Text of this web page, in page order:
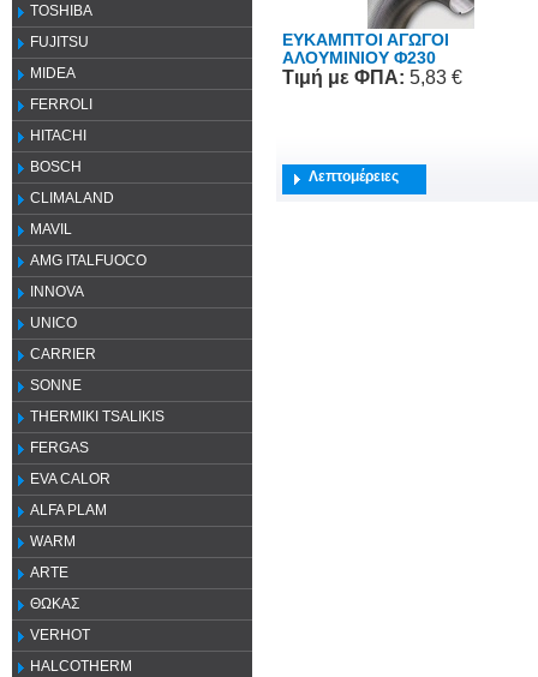
TOSHIBA
FUJITSU
MIDEA
FERROLI
HITACHI
BOSCH
CLIMALAND
MAVIL
AMG ITALFUOCO
INNOVA
UNICO
CARRIER
SONNE
THERMIKI TSALIKIS
FERGAS
EVA CALOR
ALFA PLAM
WARM
ARTE
ΘΩΚΑΣ
VERHOT
HALCOTHERM
ΕΥΚΑΜΠΤΟΙ ΑΓΩΓΟΙ
ΑΛΟΥΜΙΝΙΟΥ Φ230
Τιμή με ΦΠΑ: 5,83 €
Λεπτομέρειες